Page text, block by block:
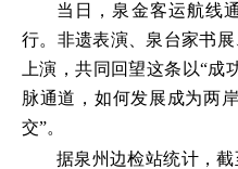
当日，泉金客运航线
行。非遗表演、泉台家书
上演，共同回望这条以“成
脉通道，如何发展成为两
交”。
据泉州边检站统计，